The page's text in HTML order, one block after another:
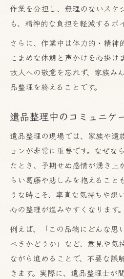
作業を分担し、無理のないスケ
も、精神的な負担を軽減するポ
さらに、作業中は体力的・精神
こまめな休憩と声かけを心掛け
故人への敬意を忘れず、家族み
品整理を終えることです。
遺品整理中のコミュニケ
遺品整理の現場では、家族や遺
ョンが非常に重要です。なぜな
たとき、予期せぬ感情が湧き上
らい葛藤や悲しみを抱えること
うな時こそ、率直な気持ちや想
心の整理が進みやすくなります。
例えば、「この品物にどんな思
べきかどうか」など、意見や気
ながら進めることで、不要な誤
きます。実際に、遺品整理士が